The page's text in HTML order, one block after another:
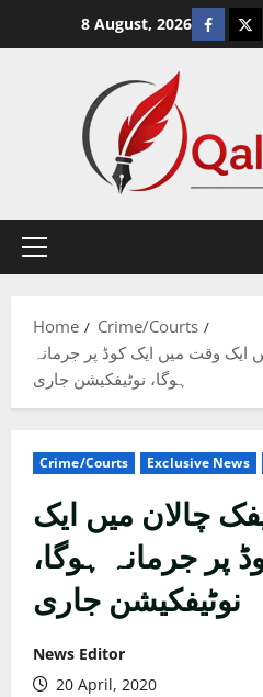
8 August, 2026
Primary
Home
Crime/Courts
ایک وقت میں ایک کوڈ پر جرمانہ
ہوگا، نوٹیفکیشن جاری
Crime/Courts Exclusive News
چالان میں ایک
پر جرمانہ ہوگا،
نوٹیفکیشن جاری
News Editor
20 April, 2020